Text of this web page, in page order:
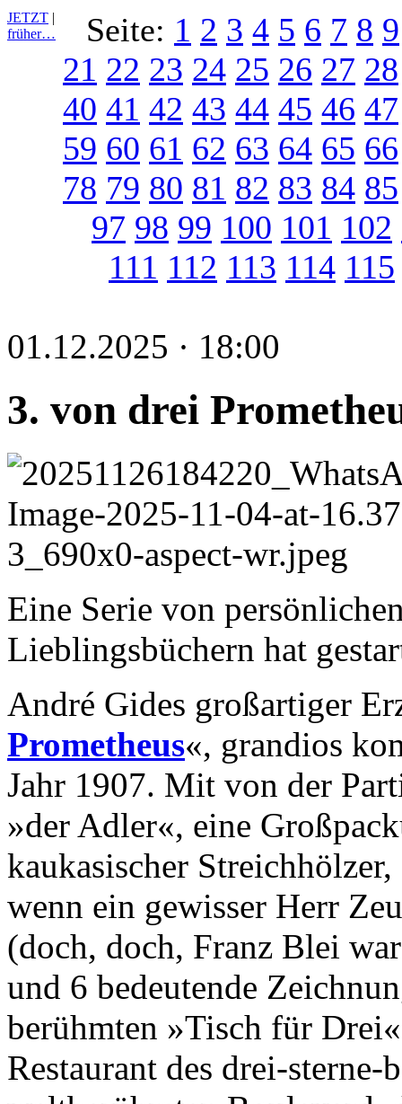
JETZT |
früher…
Seite: 1 2 3 4 5 6 7 8 9
21 22 23 24 25 26 27 28
40 41 42 43 44 45 46 47
59 60 61 62 63 64 65 66
78 79 80 81 82 83 84 85
97 98 99 100 101 102
111 112 113 114 115
01.12.2025 · 18:00
3. von drei
Eine Serie von
Lieblingsbüchern hat
André Gides großartiger
Prometheus«, grandios
Jahr 1907. Mit von der
»der Adler«, eine
kaukasischer
wenn ein gewisser Herr
(doch, doch, Franz Blei
und 6 bedeutende
berühmten »Tisch für
Restaurant des drei-